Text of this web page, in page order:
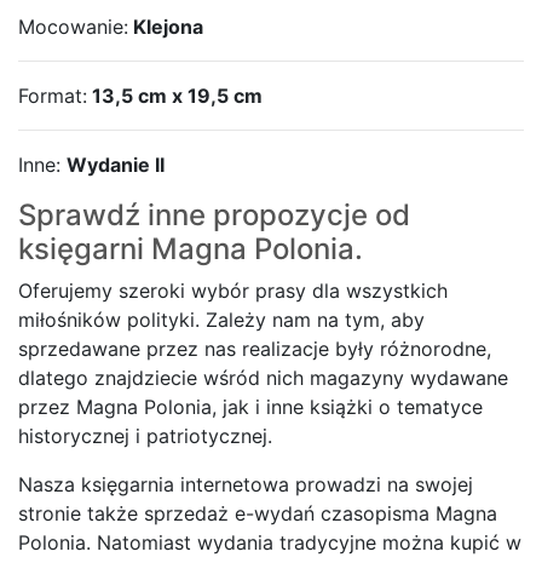
Mocowanie: Klejona
Format: 13,5 cm x 19,5 cm
Inne: Wydanie II
Sprawdź inne propozycje od
księgarni Magna Polonia.
Oferujemy szeroki wybór prasy dla wszystkich
miłośników polityki. Zależy nam na tym, aby
sprzedawane przez nas realizacje były różnorodne,
dlatego znajdziecie wśród nich magazyny wydawane
przez Magna Polonia, jak i inne książki o tematyce
historycznej i patriotycznej.
Nasza księgarnia internetowa prowadzi na swojej
stronie także sprzedaż e-wydań czasopisma Magna
Polonia. Natomiast wydania tradycyjne można kupić w